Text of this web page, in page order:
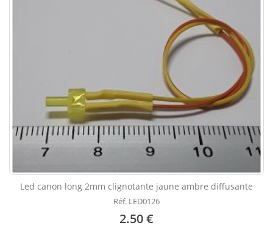
Led canon long 2mm clignotante jaune ambre diffusante
Réf. LED0126
2.50 €